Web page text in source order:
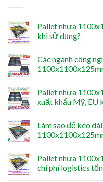
Pallet nhựa
khi sử dụng?
Các ngành công
Pallet nhựa
xuất khẩu Mỹ, EU
Làm sao để kéo
Pallet nhựa
chi phí logistics